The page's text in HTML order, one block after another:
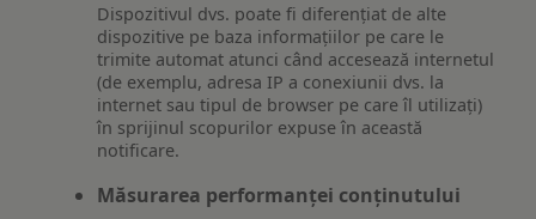
Dispozitivul dvs. poate fi diferențiat de alte
dispozitive pe baza informațiilor pe care le
trimite automat atunci când accesează internetul
(de exemplu, adresa IP a conexiunii dvs. la
internet sau tipul de browser pe care îl utilizați)
în sprijinul scopurilor expuse în această
notificare.
Măsurarea performanței conținutului